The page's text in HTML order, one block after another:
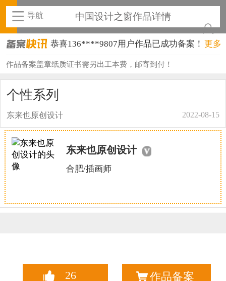
导航 中国设计之窗作品详情
恭喜136****9807用户作品已成功备案！
恭喜159****4930用户作品已成功备案！
恭喜159****4201用户作品已成功备案！
恭喜133****6466用户作品已成功备案！
恭喜131****1475用户作品已成功备案！
恭喜138****8638用户作品已成功备案！
更多
作品备案盖章纸质证书需另出工本费，邮寄到付！
个性系列
东来也原创设计 2022-08-15
东来也原创设计
合肥/插画师
26 作品备案